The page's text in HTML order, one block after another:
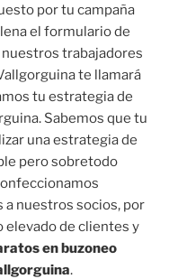
por tu campaña
el formulario de
trabajadores
te llamará
tu estrategia de
Sabemos que tu
una estrategia de
pero sobretodo
nuestros socios, por
elevado de clientes y
en buzoneo
.